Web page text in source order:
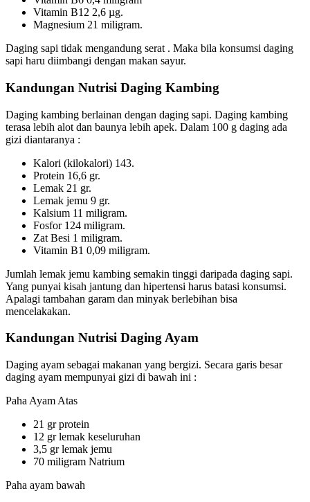
Vitamin B12 2,6 µg.
Magnesium 21 miligram.
Daging sapi tidak mengandung serat . Maka bila konsumsi daging
sapi haru diimbangi dengan makan sayur.
Kandungan Nutrisi Daging Kambing
Daging kambing berlainan dengan daging sapi. Daging kambing
terasa lebih alot dan baunya lebih apek. Dalam 100 g daging ada
gizi diantaranya :
Kalori (kilokalori) 143.
Protein 16,6 gr.
Lemak 21 gr.
Lemak jemu 9 gr.
Kalsium 11 miligram.
Fosfor 124 miligram.
Zat Besi 1 miligram.
Vitamin B1 0,09 miligram.
Jumlah lemak jemu kambing semakin tinggi daripada daging sapi.
Yang punyai kisah jantung dan hipertensi harus batasi konsumsi.
Apalagi tambahan garam dan minyak berlebihan bisa
mencelakakan.
Kandungan Nutrisi Daging Ayam
Daging ayam sebagai makanan yang bergizi. Secara garis besar
daging ayam mempunyai gizi di bawah ini :
Paha Ayam Atas
21 gr protein
12 gr lemak keseluruhan
3,5 gr lemak jemu
70 miligram Natrium
Paha ayam bawah